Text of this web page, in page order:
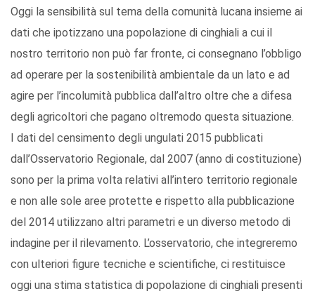
Oggi la sensibilità sul tema della comunità lucana insieme ai
dati che ipotizzano una popolazione di cinghiali a cui il
nostro territorio non può far fronte, ci consegnano l’obbligo
ad operare per la sostenibilità ambientale da un lato e ad
agire per l’incolumità pubblica dall’altro oltre che a difesa
degli agricoltori che pagano oltremodo questa situazione.
I dati del censimento degli ungulati 2015 pubblicati
dall’Osservatorio Regionale, dal 2007 (anno di costituzione)
sono per la prima volta relativi all’intero territorio regionale
e non alle sole aree protette e rispetto alla pubblicazione
del 2014 utilizzano altri parametri e un diverso metodo di
indagine per il rilevamento. L’osservatorio, che integreremo
con ulteriori figure tecniche e scientifiche, ci restituisce
oggi una stima statistica di popolazione di cinghiali presenti